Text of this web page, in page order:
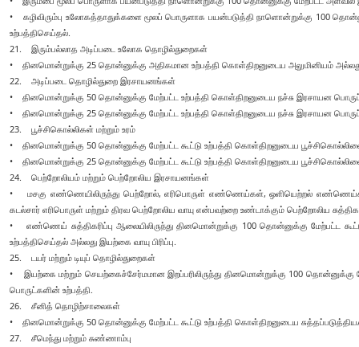
• கழிவிரும்பு உலோகத்தாதுக்களை மூலப் பொருளாக பயன்படுத்தி நாளொன்றுக்கு 100
உற்பத்திசெய்தல்.
21. இரும்பல்லாத அடிப்படை உலோக தொழில்துறைகள்
• தினமொன்றுக்கு 25 தொன்னுக்கு அதிகமான உற்பத்தி கொள்திறனுடைய அலுமினியம்
22. அடிப்படை தொழில்துறை இரசாயனங்கள்
• தினமொன்றுக்கு 50 தொன்னுக்கு மேற்பட்ட உற்பத்தி கொள்திறனுடைய நச்சு இரசாயன
• தினமொன்றுக்கு 25 தொன்னுக்கு மேற்பட்ட உற்பத்தி கொள்திறனுடைய நச்சு இரசாயன
23. பூச்சிகொல்லிகள் மற்றும் உரம்
• தினமொன்றுக்கு 50 தொன்னுக்கு மேற்பட்ட கூட்டு உற்பத்தி கொள்திறனுடைய
• தினமொன்றுக்கு 25 தொன்னுக்கு மேற்பட்ட கூட்டு உற்பத்தி கொள்திறனுடைய
24. பெற்றோலியம் மற்றும் பெற்றோலிய இரசாயனங்கள்
• மசகு எண்ணெயிலிருந்து பெற்றோல், எரிபொருள் எண்ணெய்கள், ஒளியெற்றல்
கடல்சார் எரிபொருள் மற்றும் திரவ பெற்றோலிய வாயு என்பவற்றை உண்டாக்கும் பெற்றோலிய
• எண்ணெய் சுத்திகரிப்பு ஆலையிலிருந்து தினமொன்றுக்கு 100 தொன்னுக்கு மேற்பட்ட
உற்பத்திசெய்தல் அல்லது இயற்கை வாயு பிரிப்பு.
25. டயர் மற்றும் டியுப் தொழில்துறைகள்
• இயற்கை மற்றும் செயற்கைச்சேர்மமான இறப்பரிலிருந்து தினமொன்றுக்கு 100 தொன்னுக்கு
பொருட்களின் உற்பத்தி.
26. சீனித் தொழிற்சாலைகள்
• தினமொன்றுக்கு 50 தொன்னுக்கு மேற்பட்ட கூட்டு உற்பத்தி கொள்திறனுடைய
27. சீமெந்து மற்றும் சுண்ணாம்பு